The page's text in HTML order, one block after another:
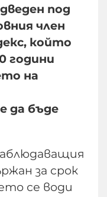
под
член
който
години
на
да бъде
за срок
се води